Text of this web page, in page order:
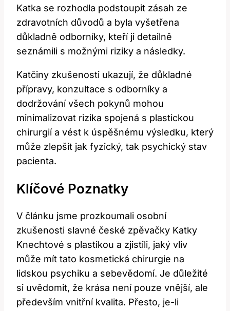
Katka se rozhodla podstoupit zásah ze
zdravotních důvodů a byla vyšetřena
důkladně odborníky, kteří ji detailně
seznámili s možnými riziky a následky.
Katčiny zkušenosti ukazují, že důkladné
přípravy, konzultace s odborníky a
dodržování všech pokynů mohou
minimalizovat rizika spojená s plastickou
chirurgií a vést k úspěšnému výsledku, který
může zlepšit jak fyzický, tak psychický stav
pacienta.
Klíčové Poznatky
V článku jsme prozkoumali osobní
zkušenosti slavné české zpěvačky Katky
Knechtové s plastikou a zjistili, jaký vliv
může mít tato kosmetická chirurgie na
lidskou psychiku a sebevědomí. Je důležité
si uvědomit, že krása není pouze vnější, ale
především vnitřní kvalita. Přesto, je-li